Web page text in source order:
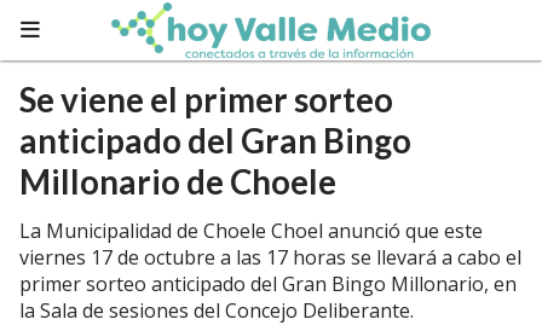
Se viene el primer sorteo
anticipado del Gran Bingo
Millonario de Choele
La Municipalidad de Choele Choel anunció que este
viernes 17 de octubre a las 17 horas se llevará a cabo el
primer sorteo anticipado del Gran Bingo Millonario, en
la Sala de sesiones del Concejo Deliberante.